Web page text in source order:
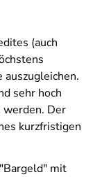
(auch
auszugleichen.
sehr hoch
werden. Der
kurzfristigen
mit